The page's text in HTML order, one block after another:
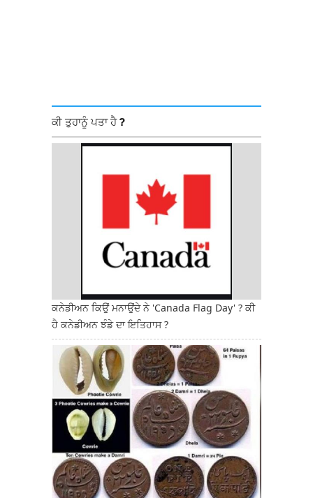
ਕੀ ਤੁਹਾਨੂੰ ਪਤਾ ਹੈ ?
ਕਨੇਡੀਅਨ ਕਿਉਂ ਮਨਾਉਂਦੇ ਨੇ 'Canada Flag Day' ? ਕੀ
ਹੈ ਕਨੇਡੀਅਨ ਝੰਡੇ ਦਾ ਇਤਿਹਾਸ ?